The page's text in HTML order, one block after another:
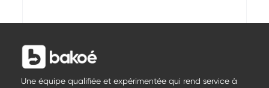
Une équipe qualifiée et expérimentée qui rend service à